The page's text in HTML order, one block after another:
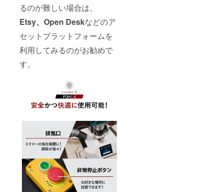
るのが難しい場合は、
Etsy、Open Deskなどのア
セットプラットフォームを
利用してみるのがお勧めで
す。